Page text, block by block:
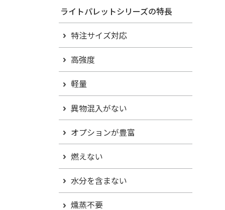
ライトパレットシリーズの特長
特注サイズ対応
高強度
軽量
異物混入がない
オプションが豊富
燃えない
水分を含まない
燻蒸不要